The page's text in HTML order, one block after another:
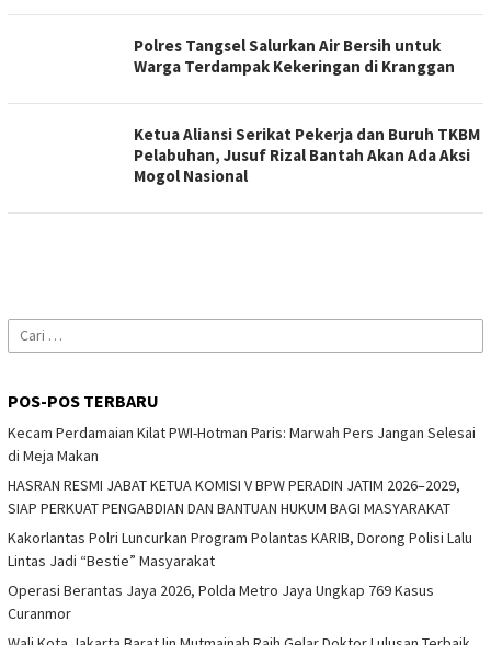
Polres Tangsel Salurkan Air Bersih untuk
Warga Terdampak Kekeringan di Kranggan
Ketua Aliansi Serikat Pekerja dan Buruh TKBM
Pelabuhan, Jusuf Rizal Bantah Akan Ada Aksi
Mogol Nasional
Cari
untuk:
POS-POS TERBARU
Kecam Perdamaian Kilat PWI-Hotman Paris: Marwah Pers Jangan Selesai
di Meja Makan
HASRAN RESMI JABAT KETUA KOMISI V BPW PERADIN JATIM 2026–2029,
SIAP PERKUAT PENGABDIAN DAN BANTUAN HUKUM BAGI MASYARAKAT
Kakorlantas Polri Luncurkan Program Polantas KARIB, Dorong Polisi Lalu
Lintas Jadi “Bestie” Masyarakat
Operasi Berantas Jaya 2026, Polda Metro Jaya Ungkap 769 Kasus
Curanmor